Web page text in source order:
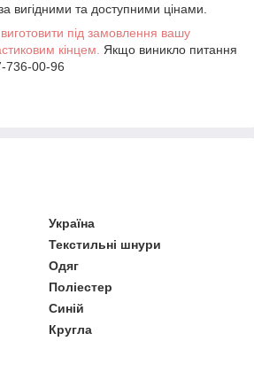
вигідними та доступними цінами.
виготовити під замовлення вашу
кінцем.
Якщо виникло питання
736-00-96
Україна
Текстильні шнури
Одяг
Поліестер
Синій
Кругла